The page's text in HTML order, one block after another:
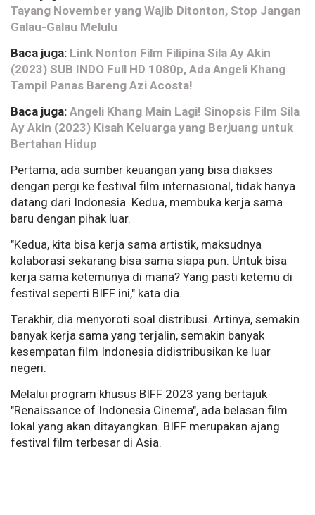
Tayang November yang Wajib Ditonton, Stop Jangan
Galau-Galau Melulu
Baca juga: Link Nonton Film Filipina Sila Ay Akin
(2023) SUB INDO Full HD 1080p, Ada Angeli Khang
Tampil Panas Bareng Azi Acosta!
Baca juga: Angeli Khang Main Lagi! Sinopsis Film Sila
Ay Akin (2023) Kisah Keluarga yang Berjuang untuk
Bertahan Hidup
Pertama, ada sumber keuangan yang bisa diakses
dengan pergi ke festival film internasional, tidak hanya
datang dari Indonesia. Kedua, membuka kerja sama
baru dengan pihak luar.
"Kedua, kita bisa kerja sama artistik, maksudnya
kolaborasi sekarang bisa sama siapa pun. Untuk bisa
kerja sama ketemunya di mana? Yang pasti ketemu di
festival seperti BIFF ini," kata dia.
Terakhir, dia menyoroti soal distribusi. Artinya, semakin
banyak kerja sama yang terjalin, semakin banyak
kesempatan film Indonesia didistribusikan ke luar
negeri.
Melalui program khusus BIFF 2023 yang bertajuk
"Renaissance of Indonesia Cinema", ada belasan film
lokal yang akan ditayangkan. BIFF merupakan ajang
festival film terbesar di Asia.